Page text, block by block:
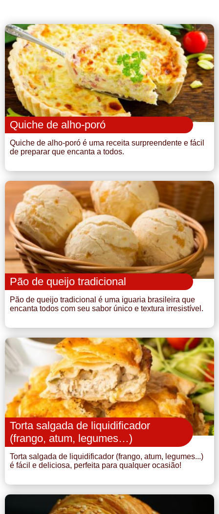
Quiche de alho-poró
Quiche de alho-poró é uma receita surpreendente e fácil
de preparar que encanta a todos.
Pão de queijo tradicional
Pão de queijo tradicional é uma iguaria brasileira que
encanta todos com seu sabor único e textura irresistível.
Torta salgada de liquidificador
(frango, atum, legumes…)
Torta salgada de liquidificador (frango, atum, legumes...)
é fácil e deliciosa, perfeita para qualquer ocasião!